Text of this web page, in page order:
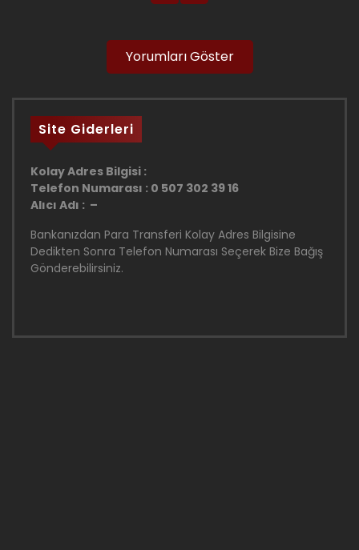
Yorumları Göster
Site Giderleri
Kolay Adres Bilgisi :
Telefon Numarası : 0 507 302 39 16
Alıcı Adı : –
Bankanızdan Para Transferi Kolay Adres Bilgisine
Dedikten Sonra Telefon Numarası Seçerek Bize Bağış
Gönderebilirsiniz.